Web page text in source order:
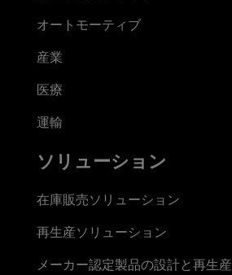
オートモーティブ
産業
医療
運輸
ソリューション
在庫販売ソリューション
再生産ソリューション
メーカー認定製品の設計と再生産